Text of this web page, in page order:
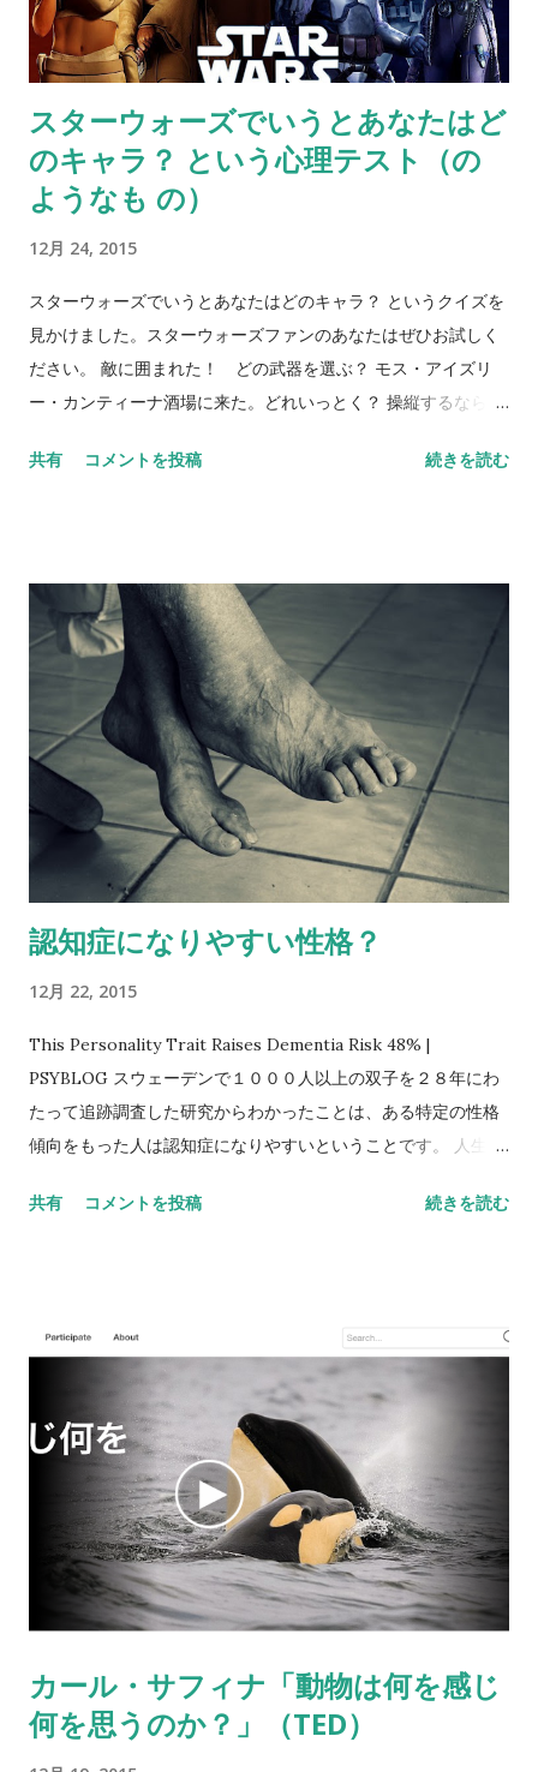
スターウォーズでいうとあなたはど
のキャラ？ という心理テスト（の
ようなも の）
12月 24, 2015
スターウォーズでいうとあなたはどのキャラ？ というクイズを
見かけました。スターウォーズファンのあなたはぜひお試しく
ださい。 敵に囲まれた！ どの武器を選ぶ？ モス・アイズリ
ー・カンティーナ酒場に来た。どれいっとく？ 操縦するならど
る？ フォースをなんのために使う？ あなたの相棒は？ といっ
共有 コメントを投稿 続きを読む
認知症になりやすい性格？
12月 22, 2015
This Personality Trait Raises Dementia Risk 48% |
PSYBLOG スウェーデンで１０００人以上の双子を２８年にわ
たって追跡調査した研究からわかったことは、ある特定の性格
傾向をもった人は認知症になりやすいということです。 人生に
スクが４８％も増えるのだといいます。 研究を主導した
やすいそうです。 双子たちはどちらも３年ごとに認知症のスク
リーニング検査を受けたところ、上記のような傾向が明らかに
なりました。 ２０１５年に、The journal Alzheimer’s &
Dementia（アルツハイマーと認知症誌）に掲載された研究だそ
うです。 抑うつや不安障害などで、仮性認知症になる人はいる
けれど、この研究はそういうのとはまた違うみたい。性格傾向
として不安を感じやすいという人の脳には、なんらかの脆弱生
があるということなのか、また違った理由で説明できるのか。
Anxiety is associated with increased risk of dementia in
をする、代役をする
共有 コメントを投稿 続きを読む
カール・サフィナ「動物は何を感じ
何を思うのか？」（TED）